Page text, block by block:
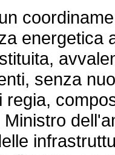
energetica
senza
regia,